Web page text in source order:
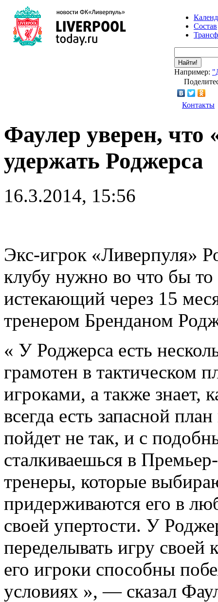
Состав
Найти!
Например:
Контакты
Фаулер уверен, что
удержать Роджерса
16.3.2014, 15:56
Экс-игрок «Ливерпуля»
клубу нужно во что бы то
истекающий через 15
тренером Бренданом
« У Роджерса есть
грамотен в тактическом
игроками, а также знает,
всегда есть запасной
пойдет не так, и с
сталкиваешься в
тренеры, которые
придерживаются его в
своей упертости. У
переделывать игру
его игроки способны
условиях », — сказал